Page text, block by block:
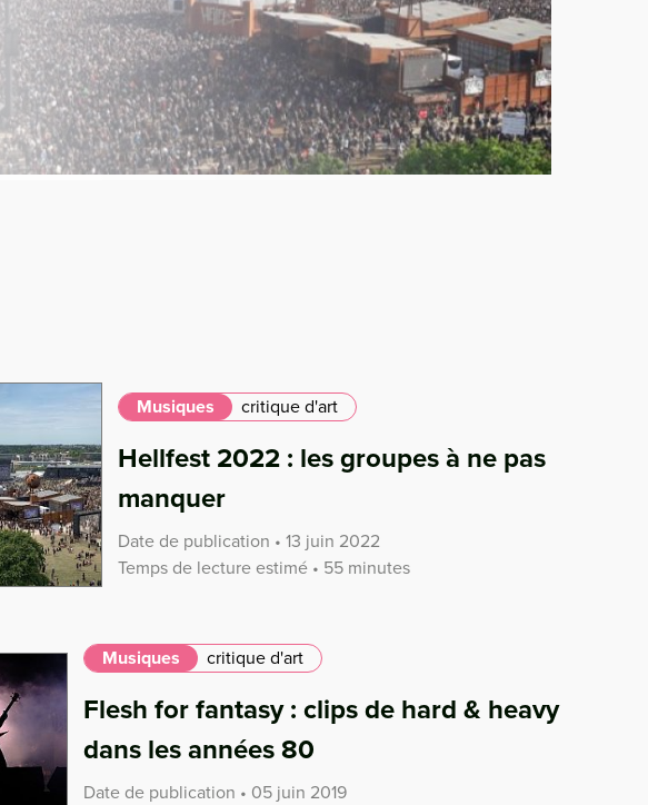
Musiques critique d'art
Hellfest 2022 : les groupes à ne pas
manquer
Date de publication • 13 juin 2022
Temps de lecture estimé • 55 minutes
Musiques critique d'art
Flesh for fantasy : clips de hard & heavy
dans les années 80
Date de publication • 05 juin 2019